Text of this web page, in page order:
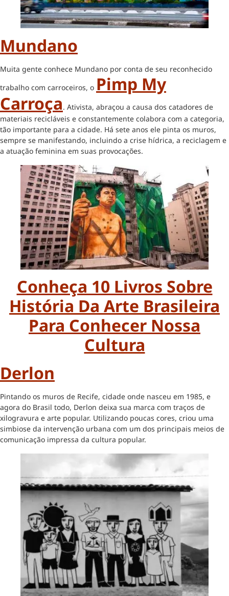
Mundano
Muita gente conhece Mundano por conta de seu reconhecido
trabalho com carroceiros, o Pimp My
Carroça. Ativista, abraçou a causa dos catadores de
materiais recicláveis e constantemente colabora com a categoria,
tão importante para a cidade. Há sete anos ele pinta os muros,
sempre se manifestando, incluindo a crise hídrica, a reciclagem e
a atuação feminina em suas provocações.
Conheça 10 Livros Sobre
História Da Arte Brasileira
Para Conhecer Nossa
Cultura
Derlon
Pintando os muros de Recife, cidade onde nasceu em 1985, e
agora do Brasil todo, Derlon deixa sua marca com traços de
xilogravura e arte popular. Utilizando poucas cores, criou uma
simbiose da intervenção urbana com um dos principais meios de
comunicação impressa da cultura popular.